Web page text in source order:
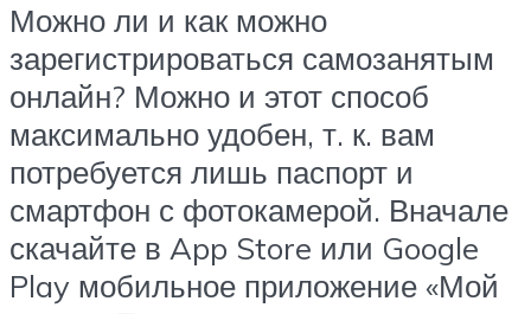
Можно ли и как можно
зарегистрироваться самозанятым
онлайн? Можно и этот способ
максимально удобен, т. к. вам
потребуется лишь паспорт и
смартфон с фотокамерой. Вначале
скачайте в App Store или Google
Play мобильное приложение «Мой